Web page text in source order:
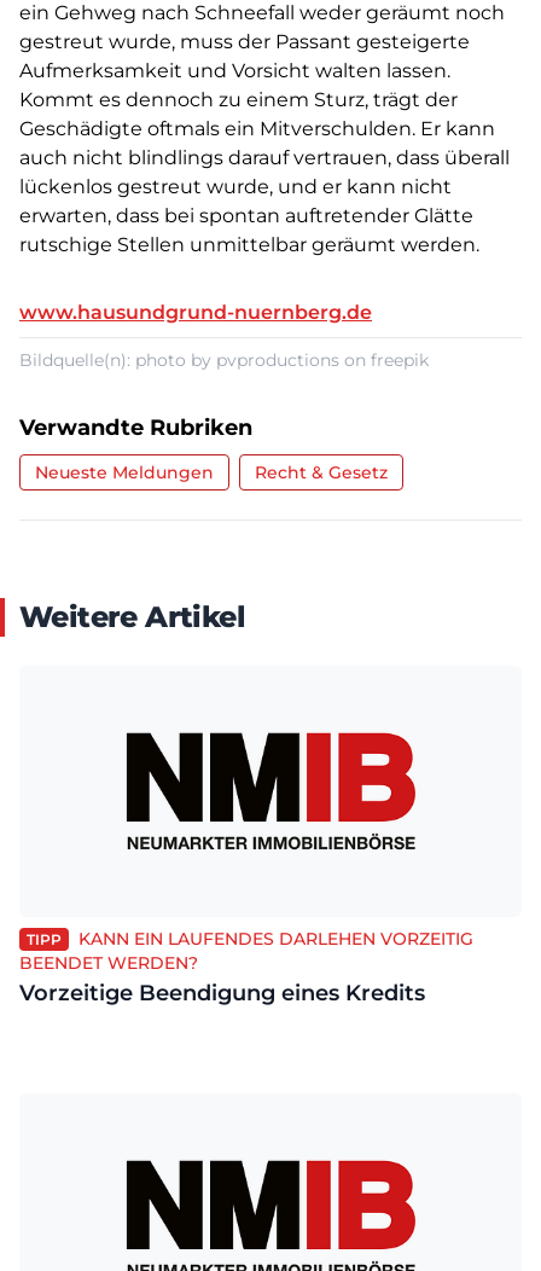
ein Gehweg nach Schneefall weder geräumt noch
gestreut wurde, muss der Passant gesteigerte
Aufmerksamkeit und Vorsicht walten lassen.
Kommt es dennoch zu einem Sturz, trägt der
Geschädigte oftmals ein Mitverschulden. Er kann
auch nicht blindlings darauf vertrauen, dass überall
lückenlos gestreut wurde, und er kann nicht
erwarten, dass bei spontan auftretender Glätte
rutschige Stellen unmittelbar geräumt werden.
www.hausundgrund-nuernberg.de
Bildquelle(n): photo by pvproductions on freepik
Verwandte Rubriken
Neueste Meldungen Recht & Gesetz
Weitere Artikel
TIPP
KANN EIN LAUFENDES DARLEHEN VORZEITIG
BEENDET WERDEN?
Vorzeitige Beendigung eines Kredits